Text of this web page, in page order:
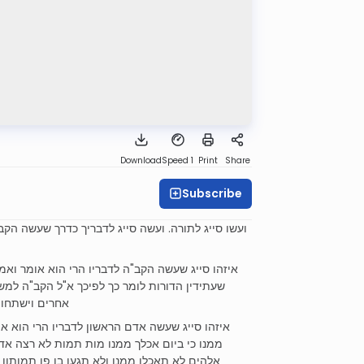
DownloadSpeed 1 Print Share
Subscribe
ועשו סייג לתורה. ועשה סייג לדבריך כדרך שעשה
איזהו סייג שעשה הקב"ה לדבריו הרי הוא אומר
שעתידין הדורות לומר כך לפיכך א"ל הקב"ה
אחרים
איזהו סייג שעשה אדם הראשון לדבריו הרי
ממנו כי ביום אכלך ממנו מות תמות לא רצה